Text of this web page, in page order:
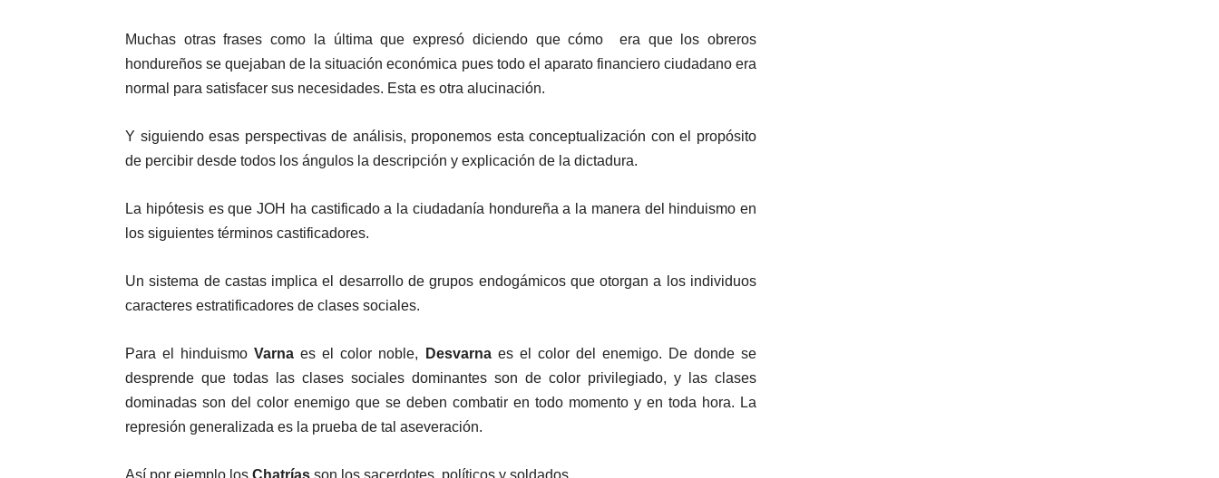
Muchas otras frases como la última que expresó diciendo que cómo era que los obreros
hondureños se quejaban de la situación económica pues todo el aparato financiero ciudadano era
normal para satisfacer sus necesidades. Esta es otra alucinación.
Y siguiendo esas perspectivas de análisis, proponemos esta conceptualización con el propósito
de percibir desde todos los ángulos la descripción y explicación de la dictadura.
La hipótesis es que JOH ha castificado a la ciudadanía hondureña a la manera del hinduismo en
los siguientes términos castificadores.
Un sistema de castas implica el desarrollo de grupos endogámicos que otorgan a los individuos
caracteres estratificadores de clases sociales.
Para el hinduismoVarnaes el color noble, Desvarnaes el color del enemigo. De donde se
desprende que todas las clases sociales dominantes son de color privilegiado, y las clases
dominadas son del color enemigo que se deben combatir en todo momento y en toda hora. La
represión generalizada es la prueba de tal aseveración.
Así por ejemplo los Chatrías son los sacerdotes, políticos y soldados.